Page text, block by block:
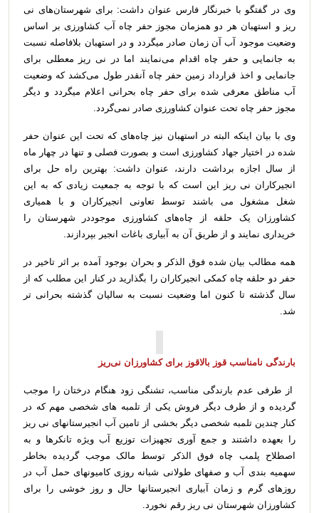
وی در گفتگو با خبرنگار فارس عنوان داشت: برای شهرستان‌های نی
ریز و استهبان هر دو همزمان مجوز حفر چاه آب کشاورزی بر اساس
وضعیت موجود آب آن زمان صادر میگردد و در استهبان بلافاصله نسبت
به جانمایی و حفر چاه اقدام می‌نمایند اما در نی ریز معطلی برای
جانمایی و اخذ قرارداد زمین حفر چاه آنقدر طول می‌کشد که وضعیت
آب مناطق معرفی شده برای حفر چاه بحرانی اعلام میگردد و دیگر
مجوز حفر چاه تحت عنوان کشاورزی صادر نمی‌گردد.
وی با بیان اینکه البته در استهبان نیز چاه‌های که تحت این عنوان حفر
شده در اختیار جهاد کشاورزی است و بصورت فصلی و تنها در چهار ماه
از سال اجازه برداشت دارند، عنوان داشت: بهترین راه حل برای
انجیرکاران نی ریز این است که با توجه به جمعیت زیادی که به این
شغل مشغول می باشند توسط تعاونی انجیرکاران و با همیاری
کشاورزان یک حلقه از چاه‌های کشاورزی موجوددر شهرستان را
خریداری نمایند و از طریق آن به آبیاری باغات انجیر بپردازند.
همه مطالب بیان شده فوق الذکر و بحران بوجود آمده بر اثر تاخیر در
حفر دو حلقه چاه کمکی انجیرکاران را بگذارید در کنار این مطلب که از
سال گذشته تا کنون اما وضعیت نسبت به سالیان گذشته بحرانی تر
شد.
بارندگی نامناسب قوز بالاقوز برای کشاورزان نی‌ریز
از طرفی عدم بارندگی مناسب، تشنگی زود هنگام درختان را موجب
گردیده و از طرف دیگر فروش یکی از تلمبه های شخصی مهم که در
کنار چندین تلمبه شخصی دیگر بخشی از تامین آب انجیرستانهای نی ریز
را بعهده داشتند و جمع آوری تجهیزات توزیع آب ویژه تانکرها و به
اصطلاح پلمب چاه فوق الذکر توسط مالک موجب گردیده بخاطر
سهمیه بندی آب و صفهای طولانی شبانه روزی کامیونهای حمل آب در
روزهای گرم و زمان آبیاری انجیرستانها حال و روز خوشی را برای
کشاورزان شهرستان نی ریز رقم نخورد.